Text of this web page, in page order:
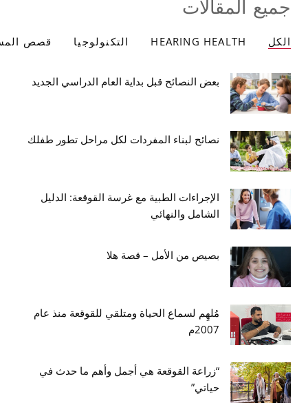
جميع المقالات
الكل HEARING HEALTH التكنولوجيا قصص
بعض النصائح قبل بداية العام الدراسي الجديد
نصائح لبناء المفردات لكل مراحل تطور طفلك
الإجراءات الطبية مع غرسة القوقعة: الدليل
الشامل والنهائي
بصيص من الأمل – قصة هلا
مُلهِم لسماع الحياة ومتلقي للقوقعة منذ عام
2007م
“زراعة القوقعة هي أجمل وأهم ما حدث في
حياتي”